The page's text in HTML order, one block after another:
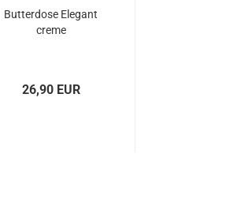
Butterdose Elegant
creme
26,90 EUR